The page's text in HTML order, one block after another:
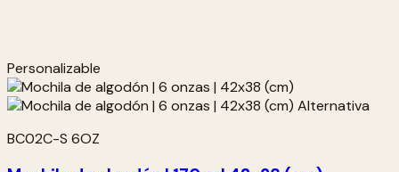
Personalizable
BC02C-S 6OZ